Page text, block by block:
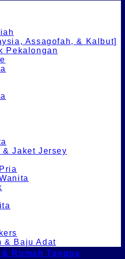
Assagofah, & Kalbut]
Pekalongan
& Jaket Jersey
& Baju Adat
Rumah Tangga